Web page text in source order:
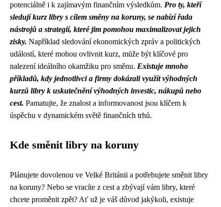
potenciálně i k zajímavým finančním výsledkům. Pro ty, kteří
sledují kurz libry s cílem směny na koruny, se nabízí řada
nástrojů a strategií, které jim pomohou maximalizovat jejich
zisky. Například sledování ekonomických zpráv a politických
událostí, které mohou ovlivnit kurz, může být klíčové pro
nalezení ideálního okamžiku pro směnu. Existuje mnoho
příkladů, kdy jednotlivci a firmy dokázali využít výhodných
kurzů libry k uskutečnění výhodných investic, nákupů nebo
cest. Pamatujte, že znalost a informovanost jsou klíčem k
úspěchu v dynamickém světě finančních trhů.
Kde směnit libry na koruny
Plánujete dovolenou ve Velké Británii a potřebujete směnit libry
na koruny? Nebo se vracíte z cest a zbývají vám libry, které
chcete proměnit zpět? Ať už je váš důvod jakýkoli, existuje